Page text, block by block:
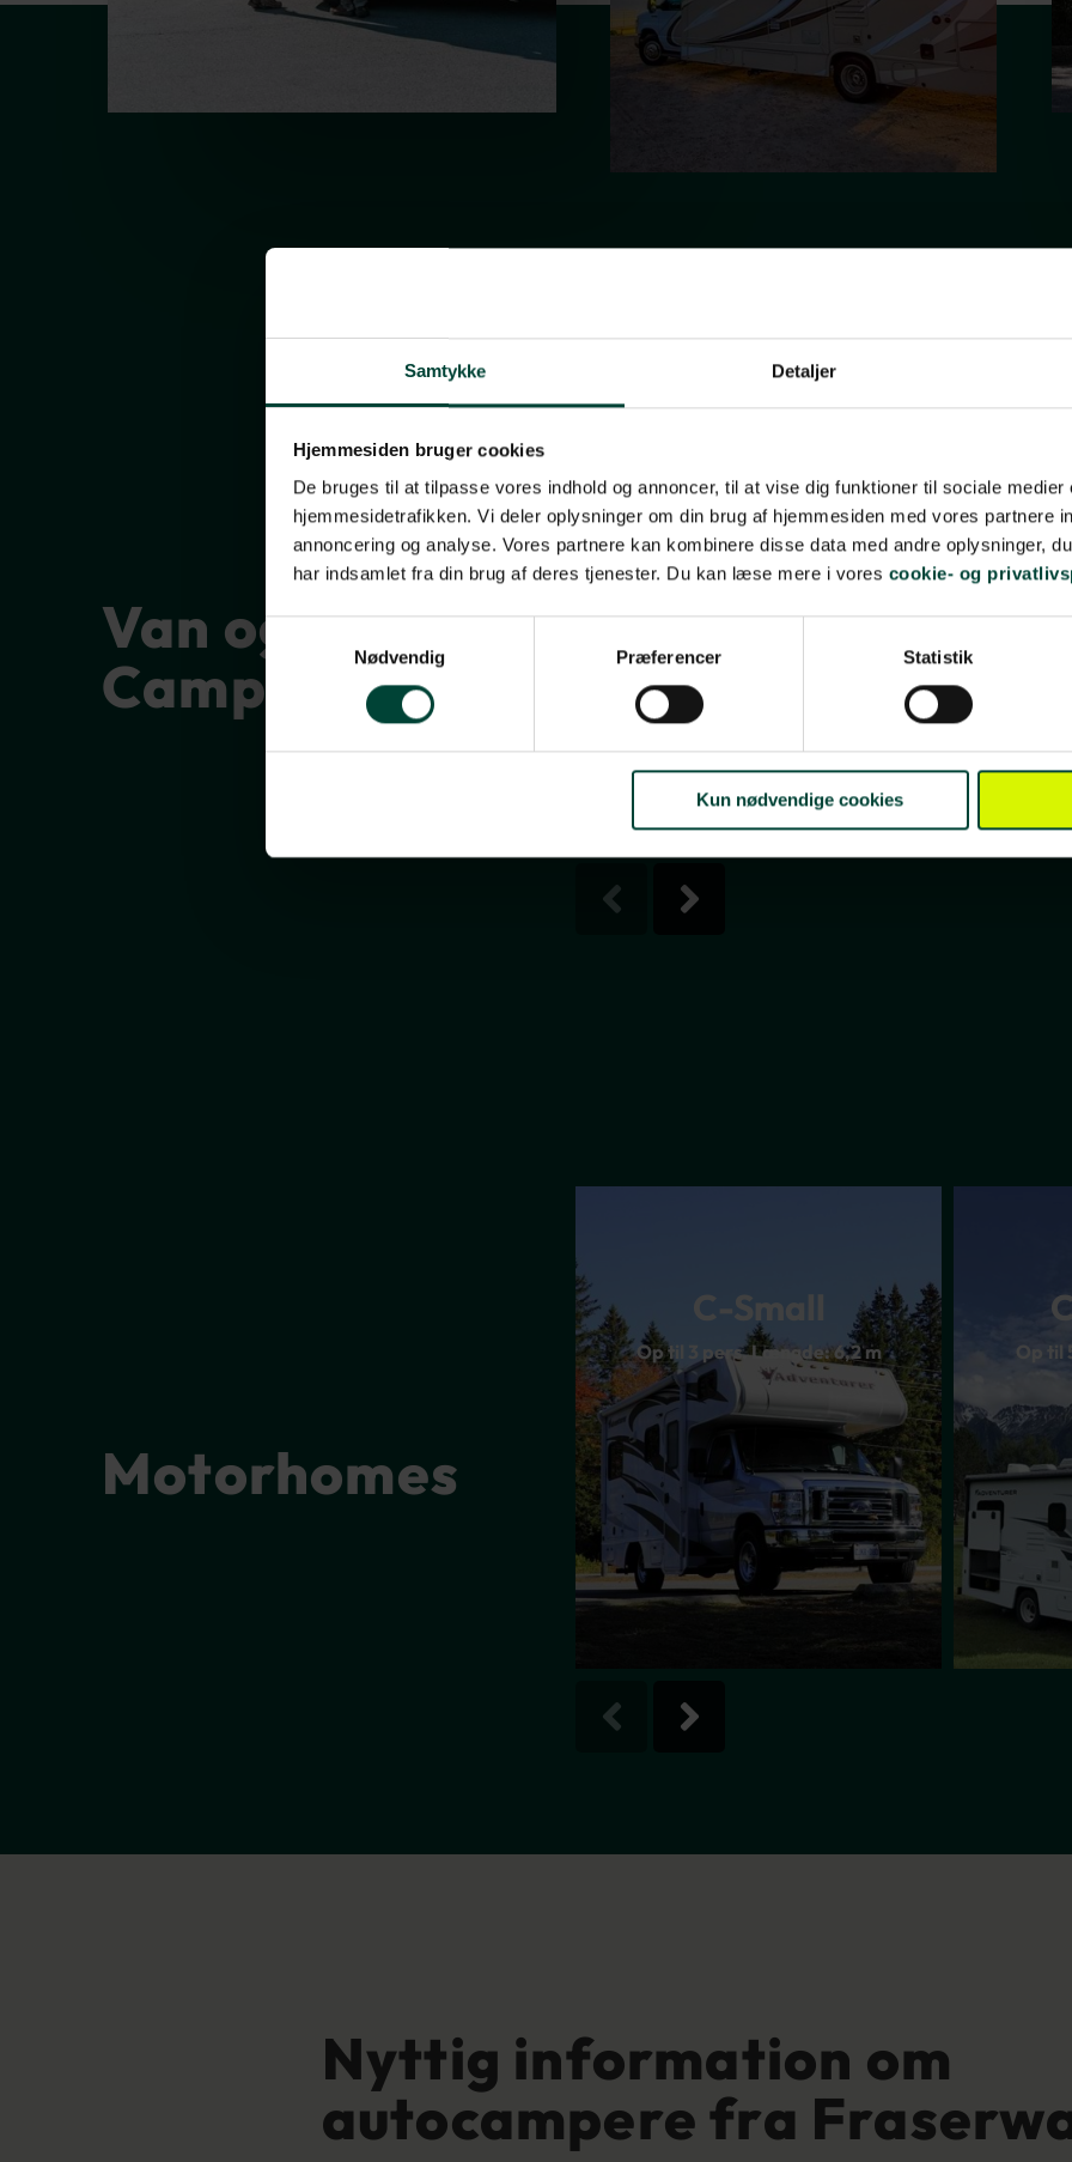
Samtykke Detaljer
Hjemmesiden bruger cookies
De bruges til at tilpasse vores indhold og annoncer, til at vise dig funktioner til sociale medier
hjemmesidetrafikken. Vi deler oplysninger om din brug af hjemmesiden med vores partnere
annoncering og analyse. Vores partnere kan kombinere disse data med andre oplysninger,
har indsamlet fra din brug af deres tjenester. Du kan læse mere i vores cookie- og
Nødvendig
Præferencer Statistik
Kun nødvendige cookies
Van og Truck
Campers
Van
Conversion
Op til 2 pers. Længde: 6,4 m Op til
Motorhomes
C-Small
Op til 3 pers. Længde: 6,2 m Op til
Nyttig information om
autocampere fra